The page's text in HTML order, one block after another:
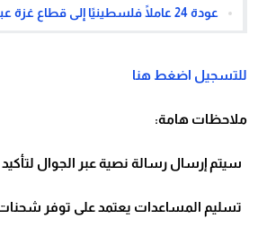
عودة 24 عاملًا فلسطينيًا إلى قطاع غزة عبر معبر كرم أبو سالم
للتسجيل اضغط هنا
ملاحظات هامة:
سيتم إرسال رسالة نصية عبر الجوال
تسليم المساعدات يعتمد على توفر شحنات